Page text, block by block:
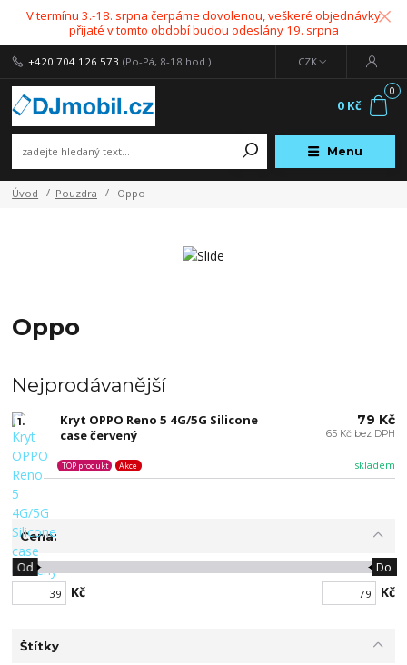
V termínu 3.-18. srpna čerpáme dovolenou, veškeré objednávky
přijaté v tomto období budou odeslány 19. srpna
Menu
CZK
+420 704 126 573 (Po-Pá, 8-18 hod.)
0
0 Kč
Úvod Pouzdra Oppo
Oppo
Nejprodávanější
1.
Kryt OPPO Reno 5 4G/5G Silicone
case červený
skladem
TOP produkt Akce
79 Kč
65 Kč bez DPH
Cena:
Kč
Od Do
Kč
Štítky